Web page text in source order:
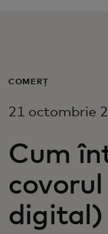
Pentru
Pentru
Știri și
COMERȚ
21 octombrie
Cum